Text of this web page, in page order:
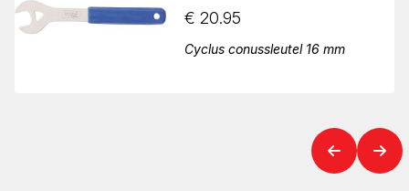
€ 20.95
Cyclus conussleutel 16 mm